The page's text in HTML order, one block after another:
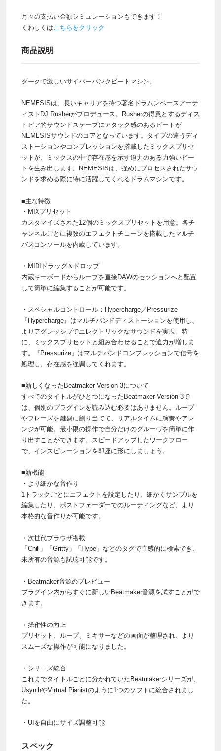
月々の支払い金額シミュレーションもできます！
くわしくはこちらをクリック
商品説明
ダークで激しいサイバーパンクビートマシン。
NEMESISは、長いキャリアを持つ著名ドラムンベースアーテ
ィストDJ Rusherがプロデュース。Rusherの得意とするディス
トピア的サウンドスケープにアタック感のあるビートが
NEMESISサウンドのコアとなっています。タイプの違うディ
ストーションやコンプレッションを搭載したミックスプリセ
ットが、ミックスの中で存在感を示す迫力のある力強いビー
トを生み出します。NEMESISは、強めにプロセスされたサウ
ンドを求める際に特に活躍してくれるドラムマシンです。
■主な特徴
・MIXプリセット
カスタマイズされた12個のミックスプリセットを用意。各チ
ャンネルごとに複数のエフェクトチェーンを搭載したマルチ
バスコンソールを内蔵しています。
・MIDIドラッグ＆ドロップ
内蔵キーボードからループを直接DAWのセッションへと配置
して簡単に編集することが可能です。
・スペシャルコントロール：Hypercharge／Pressurize
『Hypercharge』はマルチバンドディストーションを使用し、
よりアグレッシブでエレクトリックなサウンドを実現。特
に、ミックスプリセットと組み合わせることで迫力が増しま
す。『Pressurize』はマルチバンドコンプレッションで信号を
処理し、存在感を強調してくれます。
■新しくなったBeatmaker Version 3について
すべてのタイトルがひとつになったBeatmaker Version 3で
は、個別のプラグインを読み込む必要はありません。ループ
やフレーズを鍵盤に割り当てて、リアルタイムに演奏やアレ
ンジが可能。最小限の操作で自分だけのグルーヴを簡単に作
り出すことができます。スピードアップしたワークフロー
で、インスピレーションを即座に形にしましょう。
■新機能
・より細かな音作り
1トラックごとにエフェクトを設定したり、細かくサンプルを
編集したり、ポストフェーダーでのルーティングなど、より
本格的な音作りが可能です。
・次世代ブラウザ搭載
「Chill」「Gritty」「Hype」などのタグで直感的に検索でき、
未所有の音源も試聴可能です。
・Beatmaker音源のプレビュー
プラグイン内からすぐに新しいBeatmaker音源を試すことがで
きます。
・操作性の向上
プリセット、ループ、ミキサーなどの画面が整理され、より
スムーズな操作が可能になりました。
・シリーズ統合
これまでタイトルごとに分かれていたBeatmakerシリーズが、
UsynthやVirtual Pianistのように1つのソフトに統合されまし
た。
・UIを自由にサイズ調整可能
スペック